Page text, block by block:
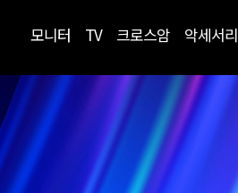
모니터 TV 크로스암 악세서리